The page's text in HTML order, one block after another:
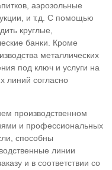
аэрозольные
и т.д. С помощью
круглые,
банки. Кроме
металлических
под ключ и услуги на
линий согласно
производственном
и профессиональных
способны
линии
и в соответствии со